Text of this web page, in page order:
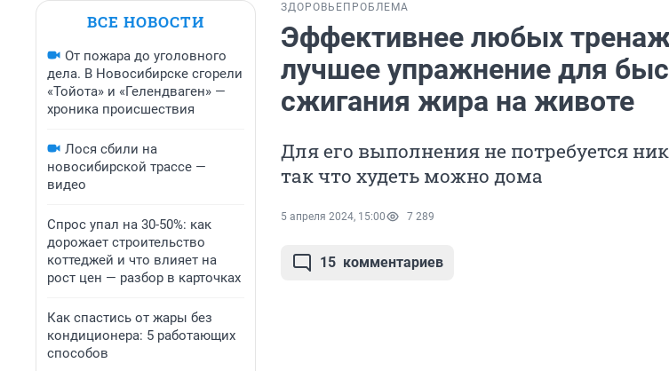
ВСЕ НОВОСТИ
От пожара до уголовного
дела. В Новосибирске сгорели
«Тойота» и «Гелендваген» —
хроника происшествия
Лося сбили на
новосибирской трассе —
видео
Спрос упал на 30-50%: как
дорожает строительство
коттеджей и что влияет на
рост цен — разбор в карточках
Как спастись от жары без
кондиционера: 5 работающих
способов
ЗДОРОВЬЕ ПРОБЛЕМА
Эффективнее любых
лучшее упражнение для
сжигания жира на животе
Для его выполнения не потребуется
так что худеть можно дома
5 апреля 2024, 15:00 7 289
15 комментариев